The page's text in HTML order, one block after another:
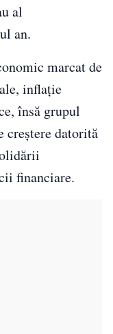
al
an.
marcat de
inflație
însă grupul
creștere datorită
financiare.